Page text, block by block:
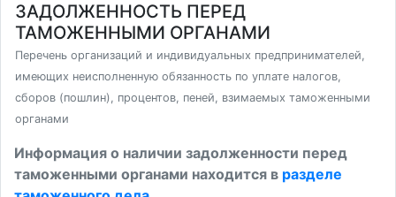
ЗАДОЛЖЕННОСТЬ ПЕРЕД
ТАМОЖЕННЫМИ ОРГАНАМИ
Перечень организаций и индивидуальных предпринимателей,
имеющих неисполненную обязанность по уплате налогов,
сборов (пошлин), процентов, пеней, взимаемых таможенными
органами
Информация о наличии задолженности перед
таможенными органами находится в разделе